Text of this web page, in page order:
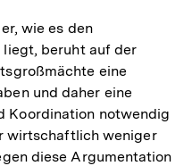
wie es den
beruht auf der
eine
und daher eine
Koordination notwendig
wirtschaftlich weniger
diese Argumentation